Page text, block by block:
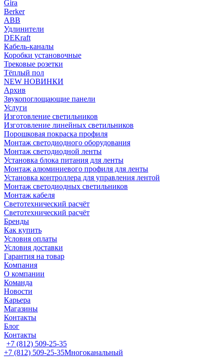
Gira
Berker
ABB
Удлинители
DEKraft
Кабель-каналы
Коробки установочные
Трековые розетки
Тёплый пол
NEW НОВИНКИ
Архив
Звукопоглощающие панели
Услуги
Изготовление светильников
Изготовление линейных светильников
Порошковая покраска профиля
Монтаж светодиодного оборудования
Монтаж светодиодной ленты
Установка блока питания для ленты
Монтаж алюминиевого профиля для ленты
Установка контроллера для управления лентой
Монтаж светодиодных светильников
Монтаж кабеля
Светотехнический расчёт
Светотехнический расчёт
Бренды
Как купить
Условия оплаты
Условия доставки
Гарантия на товар
Компания
О компании
Команда
Новости
Карьера
Магазины
Контакты
Блог
Контакты
+7 (812) 509-25-35
+7 (812) 509-25-35Многоканальный